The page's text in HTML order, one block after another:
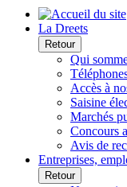
La Dreets
Retour
Qui
Accès à
Saisine
Marchés
Concours
Avis de
Entreprises,
Retour